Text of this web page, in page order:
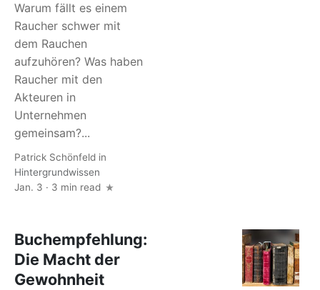
Warum fällt es einem
Raucher schwer mit
dem Rauchen
aufzuhören? Was haben
Raucher mit den
Akteuren in
Unternehmen
gemeinsam?...
Patrick Schönfeld in
Hintergrundwissen
Jan. 3 · 3 min read
Buchempfehlung:
Die Macht der
Gewohnheit